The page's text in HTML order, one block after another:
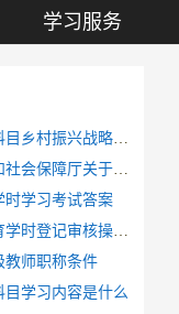
学习服务
2021年贵州公需科目乡村振兴战略学习网站入口
贵州省人力资源和社会保障厅关于组织开展2024年度全省专业技术人员继续教育公需科目学习测试工作的通知
时学习考试答案
广西单位继续教育学时登记审核操作流程
教师职称条件
目学习内容是什么